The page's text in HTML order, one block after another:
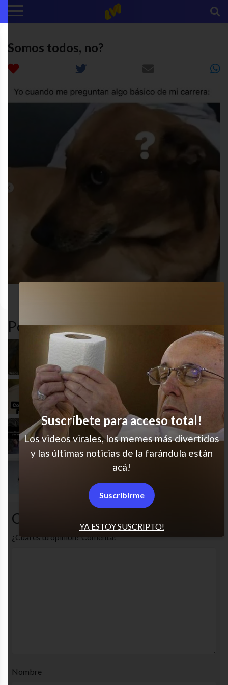
Somos todos, no?
Popular en LVI
Estoy en plena investigación
Admitirlo es el primer paso
Y encima yo sin los anteojos
Comentarios
¿Cuál es tu opinión? Comenta!
Nombre
YA ESTOY SUSCRIPTO!
Suscríbete para acceso total!
Los videos virales, los memes más divertidos
y las últimas noticias de la farándula están
acá!
Suscribirme